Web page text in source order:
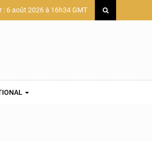
: 6 août 2026 à 16h34 GMT